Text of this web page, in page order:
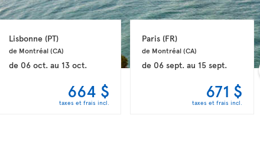
Lisbonne (PT)
de Montréal (CA)
de 06 oct. au 13 oct.
664 $
taxes et frais incl.
Paris (FR)
de Montréal (CA)
de 06 sept. au 15 sept.
671 $
taxes et frais incl.